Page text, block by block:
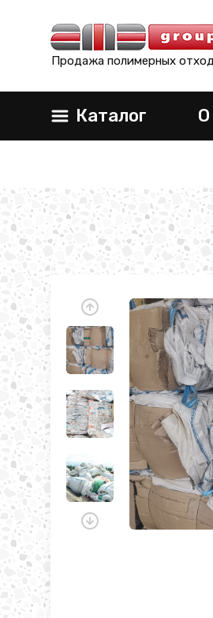
Продажа полимерных
Каталог О